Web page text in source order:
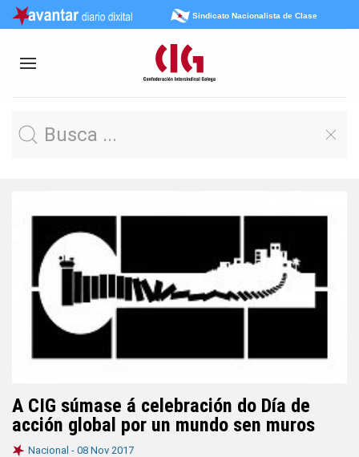
Sindicato Nacionalista de Clase
A CIG súmase á celebración do Día de
acción global por un mundo sen muros
Nacional - 08 Nov 2017